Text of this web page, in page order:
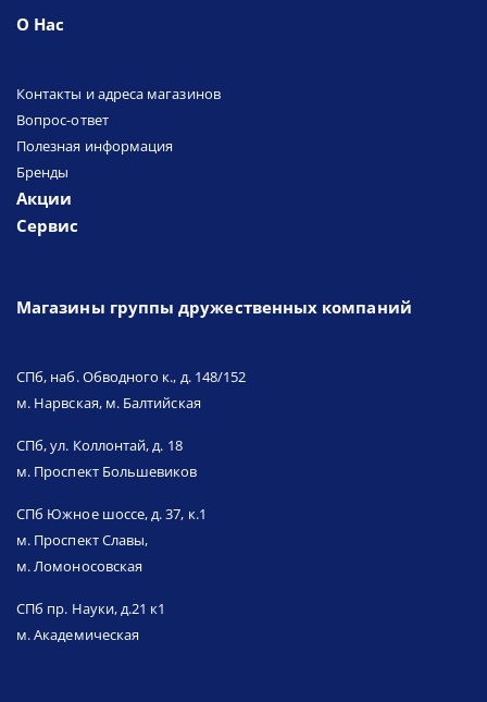
О Нас
Контакты и адреса магазинов
Вопрос-ответ
Полезная информация
Бренды
Акции
Сервис
Магазины группы дружественных компаний
СПб, наб. Обводного к., д. 148/152
м. Нарвская, м. Балтийская
СПб, ул. Коллонтай, д. 18
м. Проспект Большевиков
СПб Южное шоссе, д. 37, к.1
м. Проспект Славы,
м. Ломоносовская
СПб пр. Науки, д.21 к1
м. Академическая